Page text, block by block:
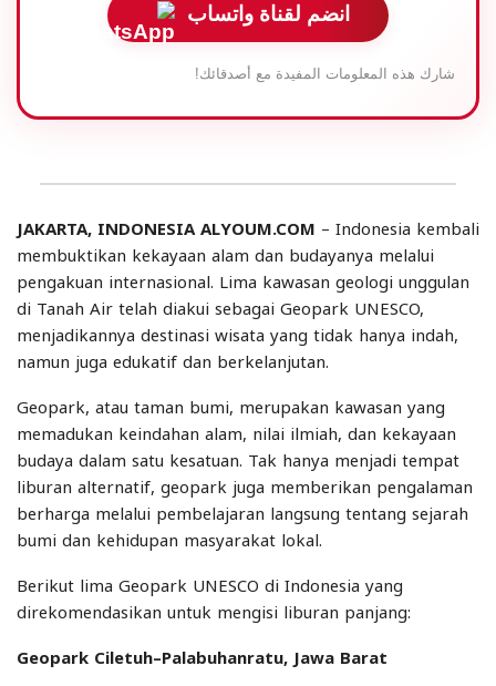
انضم لقناة واتساب
شارك هذه المعلومات المفيدة مع أصدقائك!
JAKARTA, INDONESIA ALYOUM.COM – Indonesia kembali
membuktikan kekayaan alam dan budayanya melalui
pengakuan internasional. Lima kawasan geologi unggulan
di Tanah Air telah diakui sebagai Geopark UNESCO,
menjadikannya destinasi wisata yang tidak hanya indah,
namun juga edukatif dan berkelanjutan.
Geopark, atau taman bumi, merupakan kawasan yang
memadukan keindahan alam, nilai ilmiah, dan kekayaan
budaya dalam satu kesatuan. Tak hanya menjadi tempat
liburan alternatif, geopark juga memberikan pengalaman
berharga melalui pembelajaran langsung tentang sejarah
bumi dan kehidupan masyarakat lokal.
Berikut lima Geopark UNESCO di Indonesia yang
direkomendasikan untuk mengisi liburan panjang:
Geopark Ciletuh–Palabuhanratu, Jawa Barat